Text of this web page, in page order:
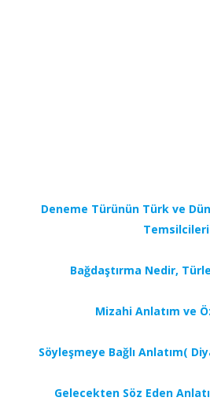
Deneme Türünün Türk ve
Temsilcileri
Bağdaştırma Nedir,
Mizahi Anlatım ve
Söyleşmeye Bağlı Anlatım(
Gelecekten Söz Eden